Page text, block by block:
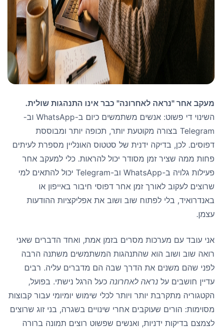
מעקב אחר "נראה לאחרונה" כבר אינו התנהגות שולית.
השינוי די פשוט: אנשים משתמשים כיום ב-WhatsApp וב-
Telegram בצורה מקוטעת יותר, תכופה יותר ומבוססת
דפוסים. לכן, בדיקה ידנית של סטטוס האונליין מספרת לעיתים
פחות ממה שציר זמן מסודר יכול להראות. כלי למעקב אחר
פעילות גלויה ב-WhatsApp וב-Telegram יכול להתאים למי
שרוצים לעקוב לאורך זמן אחר דפוסי חיבור באייפון או
באנדרואיד, בלי לפתוח שוב ושוב את אפליקציות ההודעות
עצמן.
אני עובד עם מערכות מסרים בזמן אמת, ואחד הדברים שאני
רואה שוב ושוב הוא שהתנהגות המשתמשים משתנה הרבה
לפני שהם משנים את הדרך שבה הם מדברים עליה. רבים
עדיין חושבים על נראה לאחרונה כעל הרגל נישתי. בפועל,
הקטגוריה מתקרבת יותר ויותר לכלי שימוש יומיומי עבור קבוצות
מסוימות: הורים שעוקבים אחרי שינויים בשגרה, בני זוג שרוצים
לצמצם בדיקות ידניות, ואנשים שפשוט רוצים תמונה ברורה